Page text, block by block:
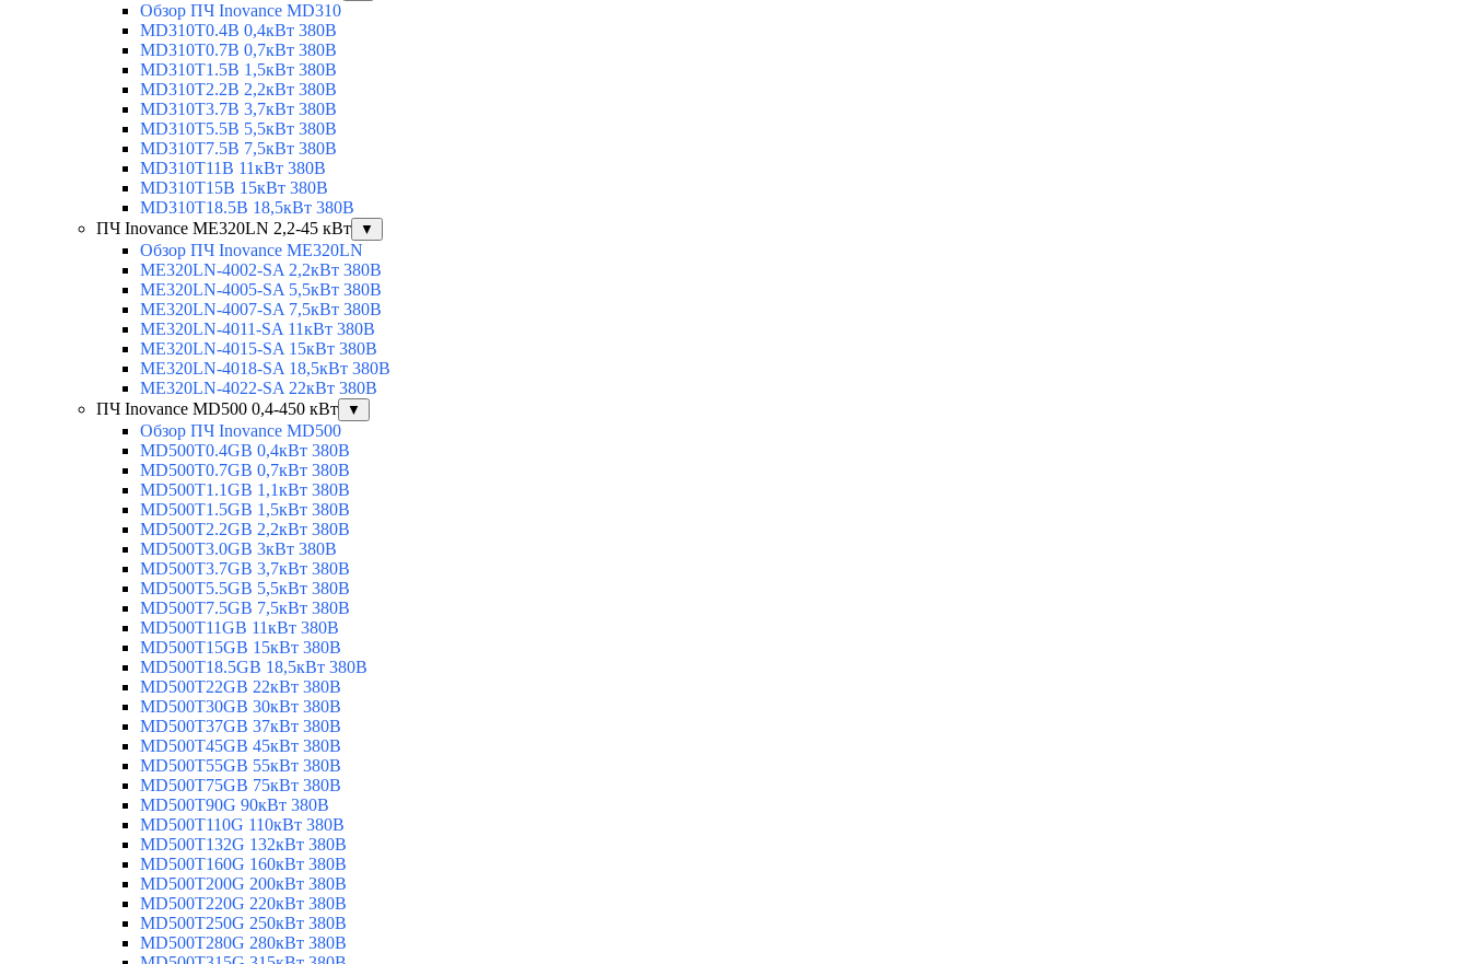
Обзор ПЧ Inovance MD310
MD310T0.4B 0,4кВт 380В
MD310T0.7B 0,7кВт 380В
MD310T1.5B 1,5кВт 380В
MD310T2.2B 2,2кВт 380В
MD310T3.7B 3,7кВт 380В
MD310T5.5B 5,5кВт 380В
MD310T7.5B 7,5кВт 380В
MD310T11B 11кВт 380В
MD310T15B 15кВт 380В
MD310T18.5B 18,5кВт 380В
ПЧ Inovance ME320LN 2,2-45 кВт
▼
Обзор ПЧ Inovance ME320LN
ME320LN-4002-SA 2,2кВт 380В
ME320LN-4005-SA 5,5кВт 380В
ME320LN-4007-SA 7,5кВт 380В
ME320LN-4011-SA 11кВт 380В
ME320LN-4015-SA 15кВт 380В
ME320LN-4018-SA 18,5кВт 380В
ME320LN-4022-SA 22кВт 380В
ПЧ Inovance MD500 0,4-450 кВт
▼
Обзор ПЧ Inovance MD500
MD500T0.4GB 0,4кВт 380В
MD500T0.7GB 0,7кВт 380В
MD500T1.1GB 1,1кВт 380В
MD500T1.5GB 1,5кВт 380В
MD500T2.2GB 2,2кВт 380В
MD500T3.0GB 3кВт 380В
MD500T3.7GB 3,7кВт 380В
MD500T5.5GB 5,5кВт 380В
MD500T7.5GB 7,5кВт 380В
MD500T11GB 11кВт 380В
MD500T15GB 15кВт 380В
MD500T18.5GB 18,5кВт 380В
MD500T22GB 22кВт 380В
MD500T30GB 30кВт 380В
MD500T37GB 37кВт 380В
MD500T45GB 45кВт 380В
MD500T55GB 55кВт 380В
MD500T75GB 75кВт 380В
MD500T90G 90кВт 380В
MD500T110G 110кВт 380В
MD500T132G 132кВт 380В
MD500T160G 160кВт 380В
MD500T200G 200кВт 380В
MD500T220G 220кВт 380В
MD500T250G 250кВт 380В
MD500T280G 280кВт 380В